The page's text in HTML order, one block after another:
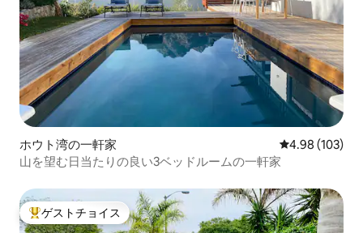
ホウト湾の一軒家 レビュー103
4.98 (103)
山を望む日当たりの良い3ベッドルームの一軒家
大好評のゲストチョイスです。
ゲストチョイス